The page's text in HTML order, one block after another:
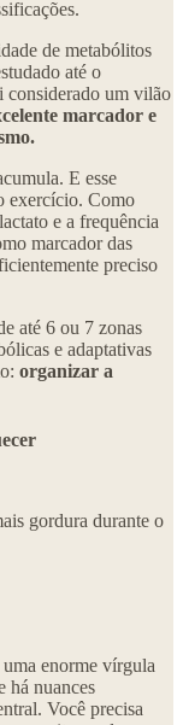
de metabólitos
até o
considerado um vilão
marcador e
E esse
exercício. Como
e a frequência
marcador das
preciso
até 6 ou 7 zonas
e adaptativas
organizar a
gordura durante o
enorme vírgula
há nuances
Você precisa